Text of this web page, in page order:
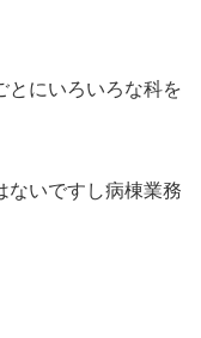
とにいろいろな科を
ないですし病棟業務